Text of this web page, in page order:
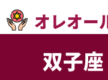
オレオー
双子座